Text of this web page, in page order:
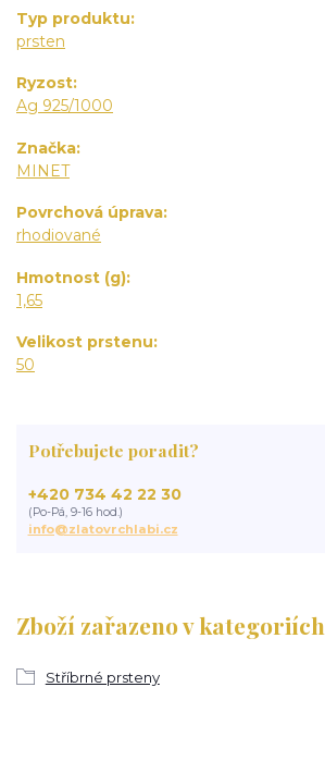
Typ produktu
prsten
Ryzost
Ag 925/1000
Značka
MINET
Povrchová úprava
rhodiované
Hmotnost (g)
1,65
Velikost prstenu
50
Zboží zařazeno v kategoriích
Stříbrné prsteny
Potřebujete poradit?
+420 734 42 22 30
(Po-Pá, 9-16 hod.)
info@zlatovrchlabi.cz